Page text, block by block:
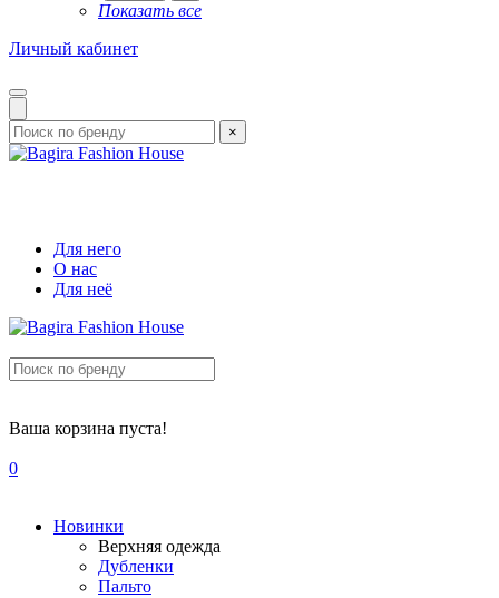
Показать все
Личный кабинет
×
Для него
О нас
Для неё
Ваша корзина пуста!
0
Новинки
Верхняя одежда
Дубленки
Пальто